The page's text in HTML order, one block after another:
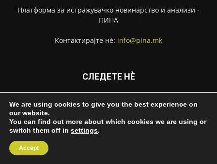
Платформа за истражувачко новинарство и анализи -
ПИНА
Контактирајте нѐ: info@pina.mk
СЛЕДЕТЕ НЀ
За ПИНА
We are using cookies to give you the best experience on
our website.
You can find out more about which cookies we are using or
switch them off in settings.
Accept